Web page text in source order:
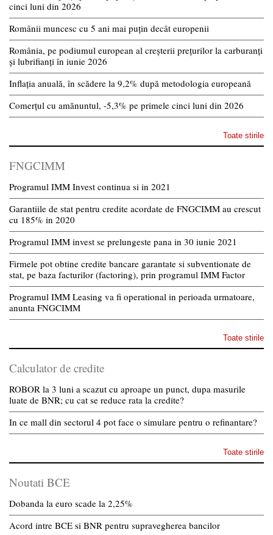
cinci luni din 2026
Românii muncesc cu 5 ani mai puțin decât europenii
România, pe podiumul european al creșterii prețurilor la carburanți
și lubrifianți în iunie 2026
Inflația anuală, în scădere la 9,2% după metodologia europeană
Comerțul cu amănuntul, -5,3% pe primele cinci luni din 2026
Toate stirile
FNGCIMM
Programul IMM Invest continua si in 2021
Garantiile de stat pentru credite acordate de FNGCIMM au crescut
cu 185% in 2020
Programul IMM invest se prelungeste pana in 30 iunie 2021
Firmele pot obtine credite bancare garantate si subventionate de
stat, pe baza facturilor (factoring), prin programul IMM Factor
Programul IMM Leasing va fi operational in perioada urmatoare,
anunta FNGCIMM
Toate stirile
Calculator de credite
ROBOR la 3 luni a scazut cu aproape un punct, dupa masurile
luate de BNR; cu cat se reduce rata la credite?
In ce mall din sectorul 4 pot face o simulare pentru o refinantare?
Toate stirile
Noutati BCE
Dobanda la euro scade la 2,25%
Acord intre BCE si BNR pentru supravegherea bancilor